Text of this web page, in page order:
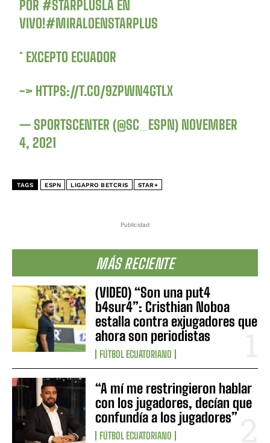
Publicidad
MÁS RECIENTE
(VIDEO) “Son una put4
b4sur4”: Cristhian Noboa
estalla contra exjugadores que
ahora son periodistas
FÚTBOL ECUATORIANO
“A mí me restringieron hablar
con los jugadores, decían que
confundía a los jugadores”
FÚTBOL ECUATORIANO
POR#STARPLUSLA EN
VIVO!#MIRALOENSTARPLUS
* EXCEPTO ECUADOR
-> HTTPS://T.CO/9ZPWN4GTLX
— SPORTSCENTER (@SC_ESPN) NOVEMBER
4, 2021
TAGS ESPN LIGAPRO BETCRIS STAR+